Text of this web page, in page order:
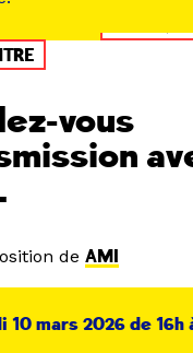
vous
de AMI
10 mars 2026 de 16h